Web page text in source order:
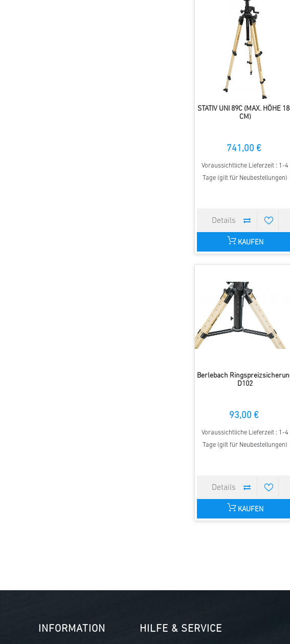
STATIV UNI 89C (MAX. HÖHE
CM)
741,00 €
Voraussichtliche Lieferzeit : 1-4
Tage (gilt für Neubestellungen)
KAUFEN
Berlebach
D102
93,00 €
Voraussichtliche Lieferzeit : 1-4
Tage (gilt für Neubestellungen)
KAUFEN
INFORMATION HILFE & SERVICE